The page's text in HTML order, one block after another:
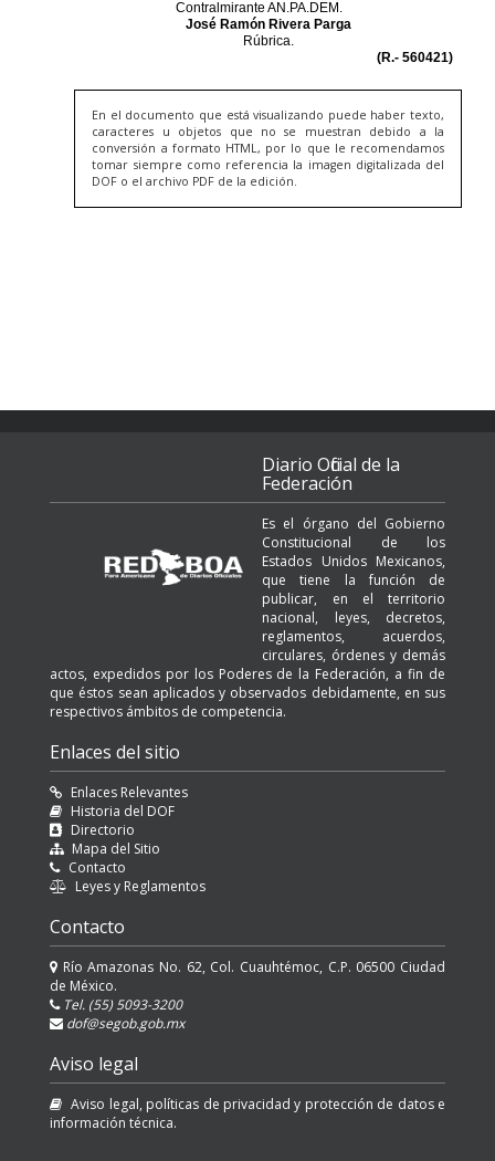
En el documento que está visualizando puede haber texto,
caracteres u objetos que no se muestran debido a la
conversión a formato HTML, por lo que le recomendamos
tomar siempre como referencia la imagen digitalizada del
DOF o el archivo PDF de la edición.
Diario Oficial de la
Federación
Es el órgano del Gobierno
Constitucional de los
Estados Unidos Mexicanos,
que tiene la función de
publicar, en el territorio
nacional, leyes, decretos,
reglamentos, acuerdos,
circulares, órdenes y demás
actos, expedidos por los Poderes de la Federación, a fin de
que éstos sean aplicados y observados debidamente, en sus
respectivos ámbitos de competencia.
Enlaces del sitio
Enlaces Relevantes
Historia del DOF
Directorio
Mapa del Sitio
Contacto
Leyes y Reglamentos
Contacto
Río Amazonas No. 62, Col. Cuauhtémoc, C.P. 06500 Ciudad
de México.
Tel. (55) 5093-3200
dof@segob.gob.mx
Aviso legal
Aviso legal, políticas de privacidad y protección de datos e
información técnica.